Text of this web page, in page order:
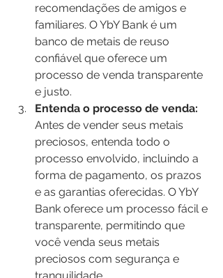
recomendações de amigos e
familiares. O YbY Bank é um
banco de metais de reuso
confiável que oferece um
processo de venda transparente
e justo.
Entenda o processo de venda:
Antes de vender seus metais
preciosos, entenda todo o
processo envolvido, incluindo a
forma de pagamento, os prazos
e as garantias oferecidas. O YbY
Bank oferece um processo fácil e
transparente, permitindo que
você venda seus metais
preciosos com segurança e
tranquilidade.